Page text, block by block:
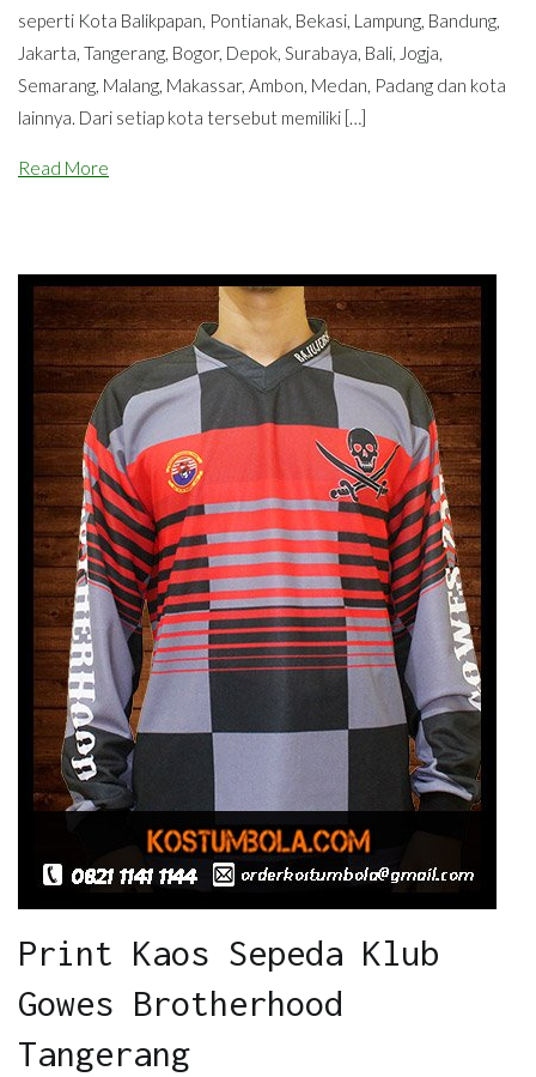
seperti Kota Balikpapan, Pontianak, Bekasi, Lampung, Bandung,
Jakarta, Tangerang, Bogor, Depok, Surabaya, Bali, Jogja,
Semarang, Malang, Makassar, Ambon, Medan, Padang dan kota
lainnya. Dari setiap kota tersebut memiliki […]
Read More
Print Kaos Sepeda Klub
Gowes Brotherhood
Tangerang